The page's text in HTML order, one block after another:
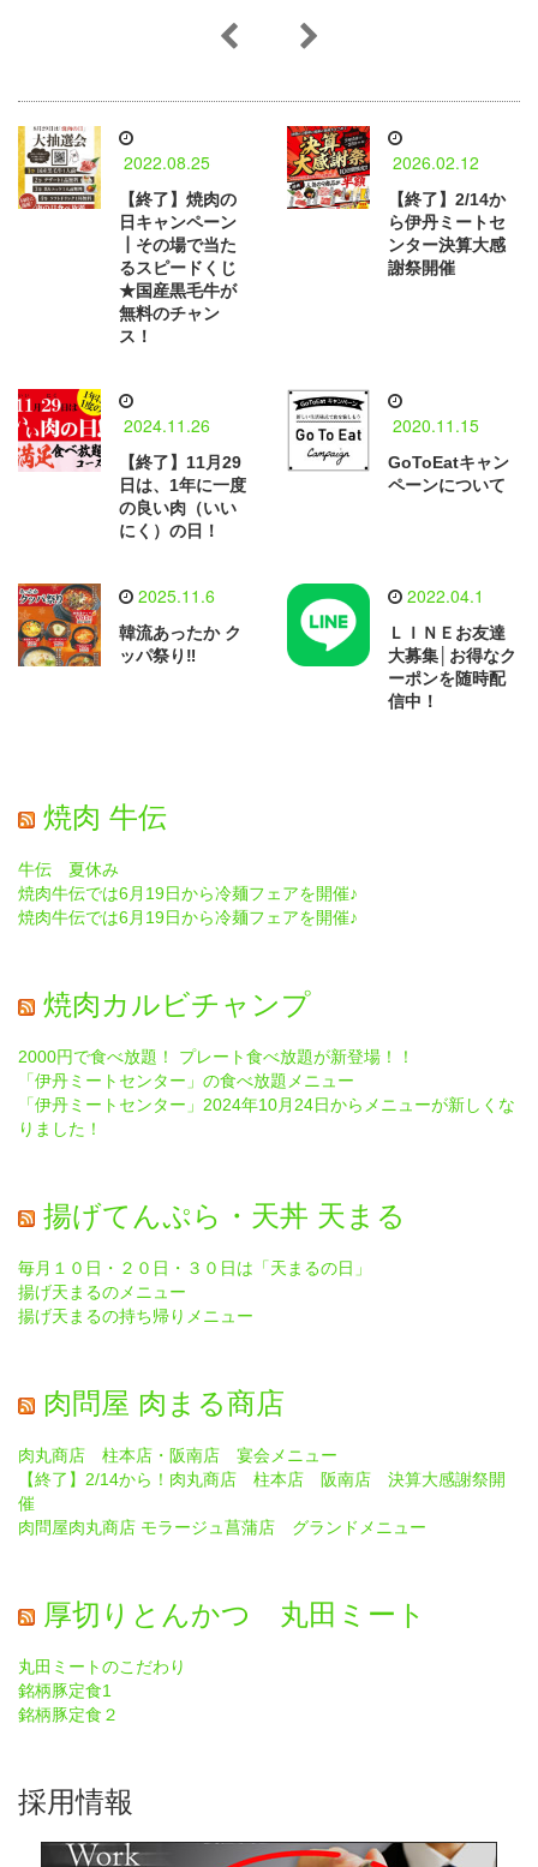
2022.08.25
【終了】焼肉の
日キャンペーン
┃その場で当た
るスピードくじ
★国産黒毛牛が
無料のチャン
ス！
2026.02.12
【終了】2/14か
ら伊丹ミートセ
ンター決算大感
謝祭開催
2024.11.26
【終了】11月29
日は、1年に一度
の良い肉（いい
にく）の日！
2020.11.15
GoToEatキャン
ペーンについて
2025.11.6
韓流あったか ク
ッパ祭り‼
2022.04.1
ＬＩＮＥお友達
大募集│お得なク
ーポンを随時配
信中！
焼肉 牛伝
牛伝 夏休み
焼肉牛伝では6月19日から冷麺フェアを開催♪
焼肉牛伝では6月19日から冷麺フェアを開催♪
焼肉カルビチャンプ
2000円で食べ放題！ プレート食べ放題が新登場！！
「伊丹ミートセンター」の食べ放題メニュー
「伊丹ミートセンター」2024年10月24日からメニューが新しくな
りました！
揚げてんぷら・天丼 天まる
毎月１０日・２０日・３０日は「天まるの日」
揚げ天まるのメニュー
揚げ天まるの持ち帰りメニュー
肉問屋 肉まる商店
肉丸商店 柱本店・阪南店 宴会メニュー
【終了】2/14から！肉丸商店 柱本店 阪南店 決算大感謝祭開
催
肉問屋肉丸商店 モラージュ菖蒲店 グランドメニュー
厚切りとんかつ 丸田ミート
丸田ミートのこだわり
銘柄豚定食1
銘柄豚定食２
採用情報